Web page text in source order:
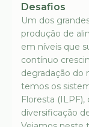
Desafios
Um dos
produção de
em níveis que
contínuo
degradação do
temos os
Floresta
diversificação